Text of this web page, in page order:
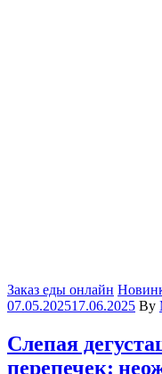
Categories
Заказ еды онлайн
07.05.202517.06.2025 By
Слепая
перепечек: